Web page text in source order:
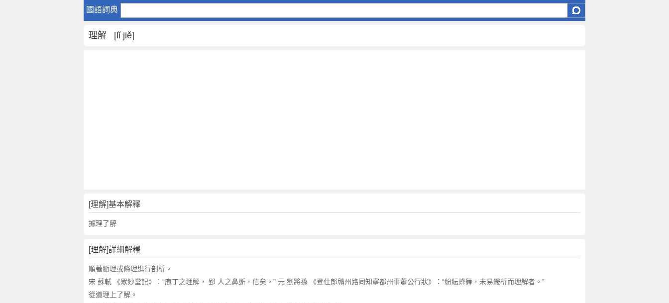
國語詞典
理
是
什
反
義
詞
義
詞
理
解
理解 [lǐ jiě]
[理解]基本解釋
據理了解
[理解]詳細解釋
順著脈理或條理進行剖析。
宋 蘇軾 《眾妙堂記》：“庖丁之理解， 郢 人之鼻斲，信矣。” 元 劉將孫 《登仕郎贛州路同知寧都州事蕭公行狀》：“紛紜蜂舞，未易縷析而理解者。”
從道理上了解。